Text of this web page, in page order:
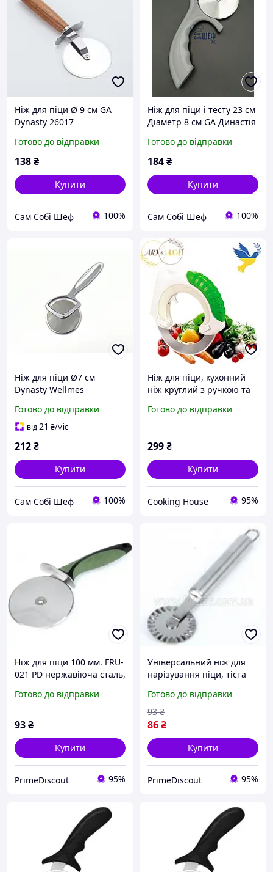
Ніж для піци Ø 9 см GA
Dynasty 26017
Готово до відправки
138₴
Купити
Сам Собі Шеф 100%
Ніж для піци і тесту 23 см
Діаметр 8 см GA Династія
Готово до відправки
184₴
Купити
Сам Собі Шеф 100%
Ніж для піци Ø7 см
Dynasty Wellmes
Готово до відправки
від21 ₴/міс
212₴
Купити
Сам Собі Шеф 100%
Ніж для піци, кухонний
ніж круглий з ручкою та
Готово до відправки
299₴
Купити
Cooking House 95%
Ніж для піци 100 мм. FRU-
021 PD нержавіюча сталь,
пироги
Готово до відправки
93₴
Купити
PrimeDiscout 95%
Універсальний ніж для
нарізування піци, тіста
Готово до відправки
86₴
93 ₴
Купити
PrimeDiscout 95%